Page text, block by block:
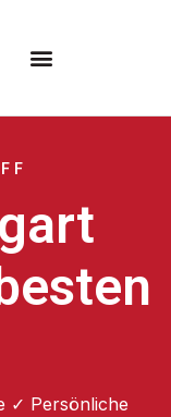
✓ Persönliche